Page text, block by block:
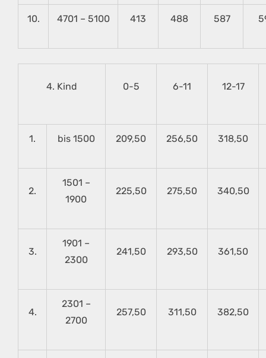
10. 4701 – 5100 413 488 587
4. Kind 0-5 6-11 12-17
1. bis 1500 209,50 256,50 318,50
2.
1501 –
1900
225,50 275,50 340,50
3.
1901 –
2300
241,50 293,50 361,50
4.
2301 –
2700
257,50 311,50 382,50